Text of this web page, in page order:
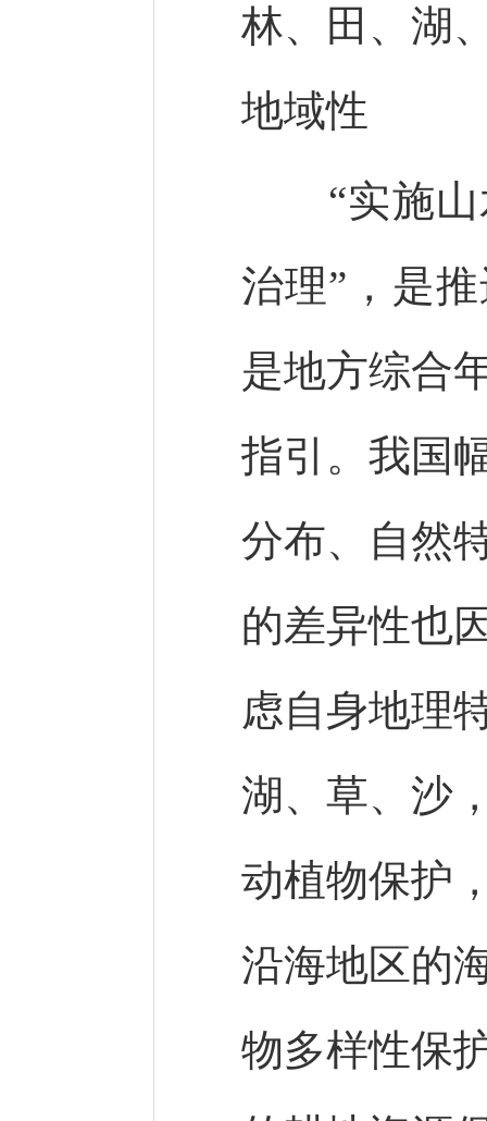
林、田、湖
地域性
“实施山
治理”，是
是地方综合
指引。我国
分布、自然
的差异性也
虑自身地理
湖、草、沙
动植物保护
沿海地区的
物多样性保